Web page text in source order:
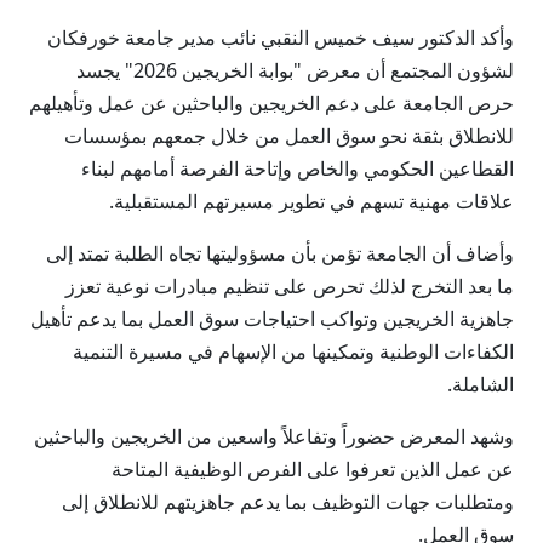
وأكد الدكتور سيف خميس النقبي نائب مدير جامعة خورفكان
لشؤون المجتمع أن معرض "بوابة الخريجين 2026" يجسد
حرص الجامعة على دعم الخريجين والباحثين عن عمل وتأهيلهم
للانطلاق بثقة نحو سوق العمل من خلال جمعهم بمؤسسات
القطاعين الحكومي والخاص وإتاحة الفرصة أمامهم لبناء
علاقات مهنية تسهم في تطوير مسيرتهم المستقبلية.
وأضاف أن الجامعة تؤمن بأن مسؤوليتها تجاه الطلبة تمتد إلى
ما بعد التخرج لذلك تحرص على تنظيم مبادرات نوعية تعزز
جاهزية الخريجين وتواكب احتياجات سوق العمل بما يدعم تأهيل
الكفاءات الوطنية وتمكينها من الإسهام في مسيرة التنمية
الشاملة.
وشهد المعرض حضوراً وتفاعلاً واسعين من الخريجين والباحثين
عن عمل الذين تعرفوا على الفرص الوظيفية المتاحة
ومتطلبات جهات التوظيف بما يدعم جاهزيتهم للانطلاق إلى
سوق العمل.